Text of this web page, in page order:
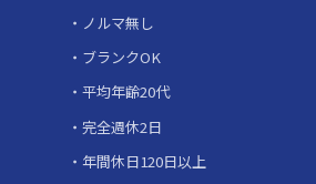
ノルマ無し
ブランクOK
平均年齢20代
完全週休2日
年間休日120日以上